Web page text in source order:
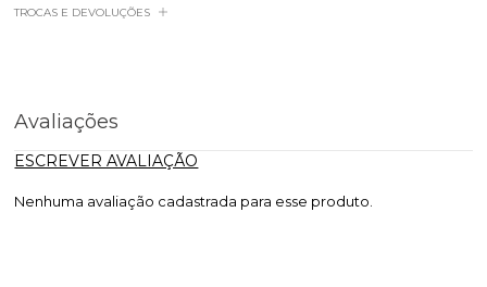
TROCAS E DEVOLUÇÕES
Avaliações
ESCREVER AVALIAÇÃO
Nenhuma avaliação cadastrada para esse produto.